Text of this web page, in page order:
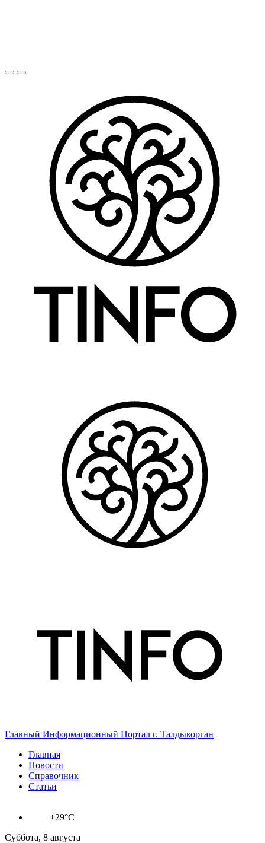
Главный Информационный Портал г. Талдыкорган
Главная
Новости
Справочник
Статьи
+29°C
Суббота, 8 августа